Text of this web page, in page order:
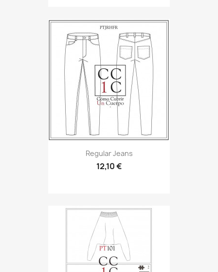
Regular Jeans
12,10 €